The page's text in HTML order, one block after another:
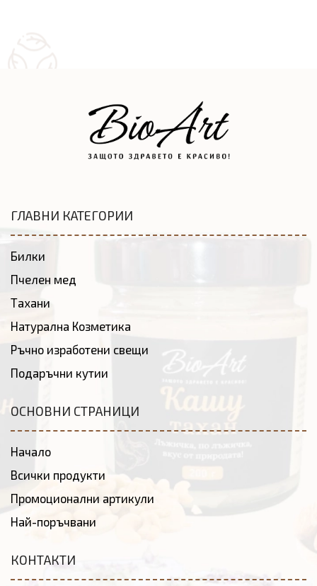
ГЛАВНИ КАТЕГОРИИ
Билки
Пчелен мед
Тахани
Натурална Козметика
Ръчно изработени свещи
Подаръчни кутии
ОСНОВНИ СТРАНИЦИ
Начало
Всички продукти
Промоционални артикули
Най-поръчвани
КОНТАКТИ